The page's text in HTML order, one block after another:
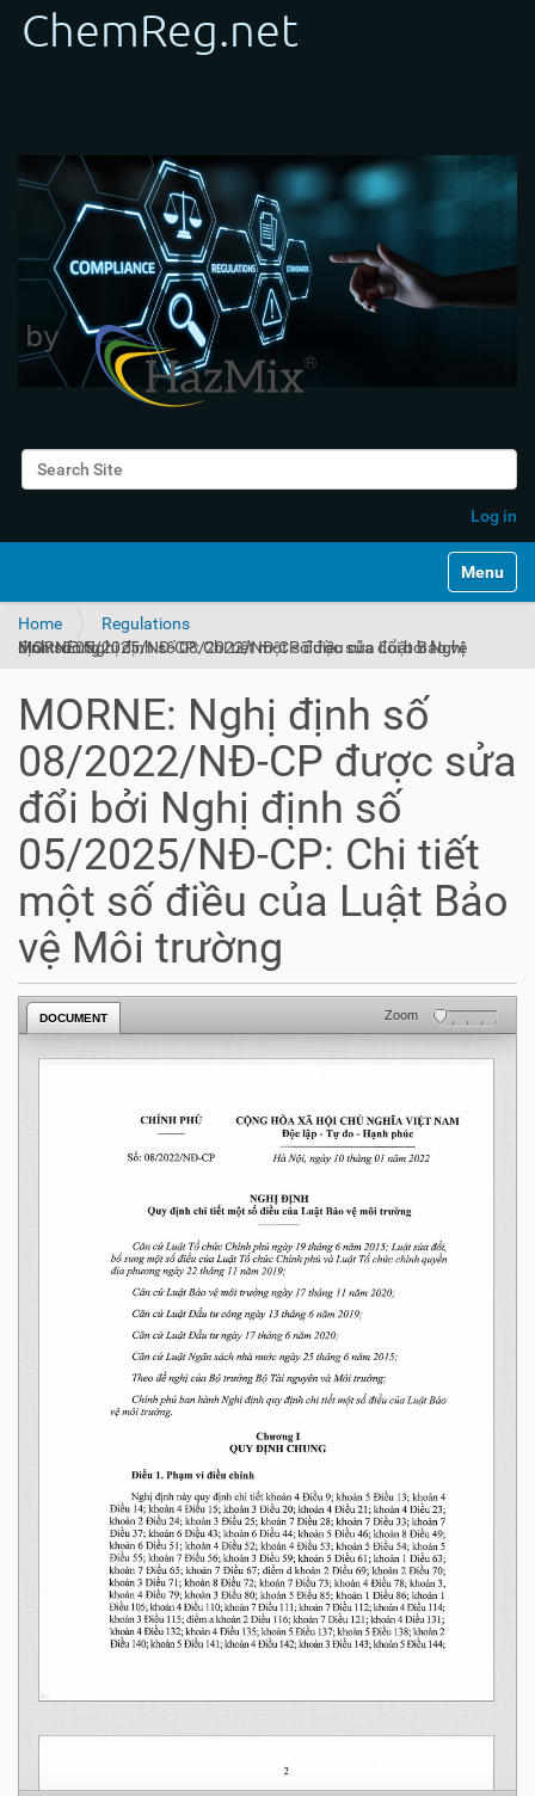
Search Site
Log in
Toggle
Home
Regulations
MORNE: Nghị định số 08/2022/NĐ-CP được sửa đổi bởi Nghị định số 05/2025/NĐ-CP: Chi tiết một số điều của Luật Bảo vệ Môi trường
MORNE: Nghị định số
08/2022/NĐ-CP được sửa
đổi bởi Nghị định số
05/2025/NĐ-CP: Chi tiết
một số điều của Luật Bảo
vệ Môi trường
DOCUMENT Zoom